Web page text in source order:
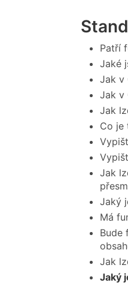
Patří
Jaké
Jak v
Jak v
Jak
Co je
Jak
Jaký
Má
Bude
Jak
Jaký